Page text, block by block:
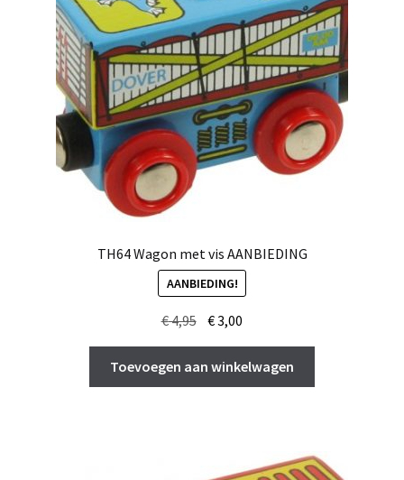
TH64 Wagon met vis AANBIEDING
AANBIEDING!
€4,95 Oorspronkelijke
was:
€ 4,95.
€3,00
is:
€ 3,00.
Toevoegen aan winkelwagen